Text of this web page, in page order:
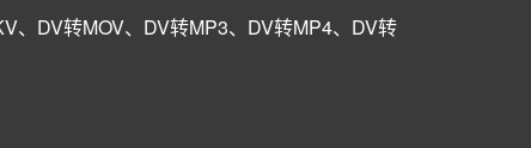
、DV转MOV、DV转MP3、DV转MP4、DV转